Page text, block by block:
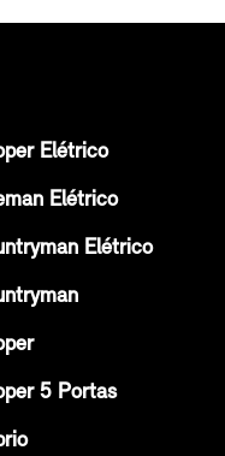
Elétrico
Elétrico
Elétrico
5 Portas